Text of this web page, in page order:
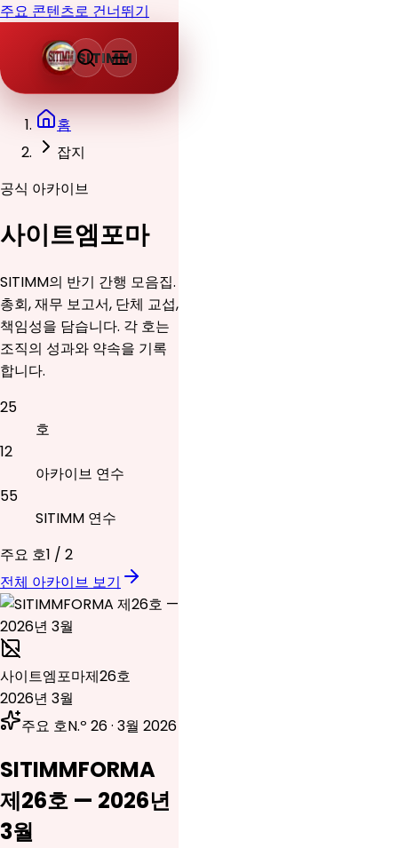
주요 콘텐츠로 건너뛰기
SITIMM
홈
잡지
공식 아카이브
사이트엠포마
SITIMM의 반기 간행 모음집.
총회, 재무 보고서, 단체 교섭,
책임성을 담습니다. 각 호는
조직의 성과와 약속을 기록
합니다.
25
호
12
아카이브 연수
55
SITIMM 연수
주요 호1 / 2
전체 아카이브 보기
사이트엠포마제26호
2026년 3월
주요 호N.º 26 · 3월 2026
SITIMMFORMA
제26호 — 2026년
3월